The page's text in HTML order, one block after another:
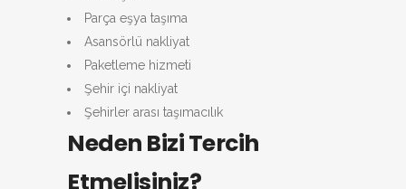
Parça eşya taşıma
Asansörlü nakliyat
Paketleme hizmeti
Şehir içi nakliyat
Şehirler arası taşımacılık
Neden Bizi Tercih
Etmelisiniz?